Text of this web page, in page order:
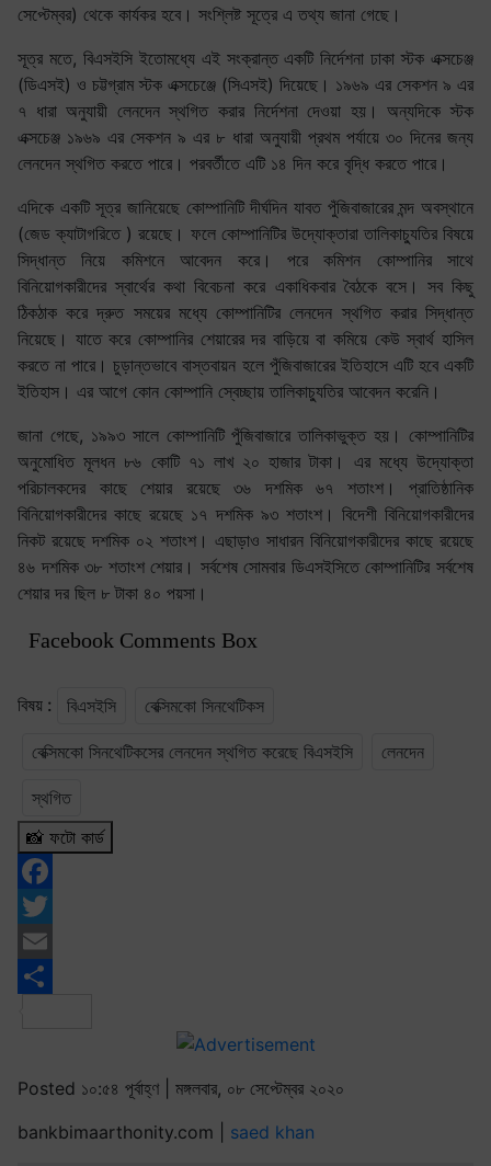
সেপ্টেম্বর) থেকে কার্যকর হবে। সংশ্লিষ্ট সূত্রে এ তথ্য জানা গেছে।
সূত্র মতে, বিএসইসি ইতোমধ্যে এই সংক্রান্ত একটি নির্দেশনা ঢাকা স্টক এক্সচেঞ্জ
(ডিএসই) ও চট্টগ্রাম স্টক এক্সচেঞ্জে (সিএসই) দিয়েছে। ১৯৬৯ এর সেকশন ৯ এর
৭ ধারা অনুযায়ী লেনদেন স্থগিত করার নির্দেশনা দেওয়া হয়। অন্যদিকে স্টক
এক্সচেঞ্জ ১৯৬৯ এর সেকশন ৯ এর ৮ ধারা অনুযায়ী প্রথম পর্যায়ে ৩০ দিনের জন্য
লেনদেন স্থগিত করতে পারে। পরবর্তীতে এটি ১৪ দিন করে বৃদ্ধি করতে পারে।
এদিকে একটি সূত্র জানিয়েছে কোম্পানিটি দীর্ঘদিন যাবত পুঁজিবাজারের মন্দ অবস্থানে
(জেড ক্যাটাগরিতে ) রয়েছে। ফলে কোম্পানিটির উদ্যোক্তারা তালিকাচ্যুতির বিষয়ে
সিদ্ধান্ত নিয়ে কমিশনে আবেদন করে। পরে কমিশন কোম্পানির সাথে
বিনিয়োগকারীদের স্বার্থের কথা বিবেচনা করে একাধিকবার বৈঠকে বসে। সব কিছু
ঠিকঠাক করে দ্রুত সময়ের মধ্যে কোম্পানিটির লেনদেন স্থগিত করার সিদ্ধান্ত
নিয়েছে। যাতে করে কোম্পানির শেয়ারের দর বাড়িয়ে বা কমিয়ে কেউ স্বার্থ হাসিল
করতে না পারে। চুড়ান্তভাবে বাস্তবায়ন হলে পুঁজিবাজারের ইতিহাসে এটি হবে একটি
ইতিহাস। এর আগে কোন কোম্পানি স্বেচ্ছায় তালিকাচ্যুতির আবেদন করেনি।
জানা গেছে, ১৯৯৩ সালে কোম্পানিটি পুঁজিবাজারে তালিকাভুক্ত হয়। কোম্পানিটির
অনুমোধিত মূলধন ৮৬ কোটি ৭১ লাখ ২০ হাজার টাকা। এর মধ্যে উদ্যোক্তা
পরিচালকদের কাছে শেয়ার রয়েছে ৩৬ দশমিক ৬৭ শতাংশ। প্রাতিষ্ঠানিক
বিনিয়োগকারীদের কাছে রয়েছে ১৭ দশমিক ৯৩ শতাংশ। বিদেশী বিনিয়োগকারীদের
নিকট রয়েছে দশমিক ০২ শতাংশ। এছাড়াও সাধারন বিনিয়োগকারীদের কাছে রয়েছে
৪৬ দশমিক ৩৮ শতাংশ শেয়ার। সর্বশেষ সোমবার ডিএসইসিতে কোম্পানিটির সর্বশেষ
শেয়ার দর ছিল ৮ টাকা ৪০ পয়সা।
Facebook Comments Box
বিষয় : বিএসইসি বেক্সিমকো সিনথেটিকস
বেক্সিমকো সিনথেটিকসের লেনদেন স্থগিত করেছে বিএসইসি লেনদেন
স্থগিত
📸 ফটো কার্ড
Facebook
Twitter
Email
Posted ১০:৫৪ পূর্বাহ্ণ | মঙ্গলবার, ০৮ সেপ্টেম্বর ২০২০
bankbimaarthonity.com | saed khan